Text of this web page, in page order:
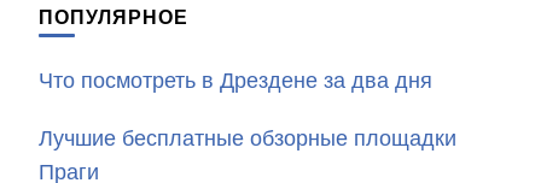
ПОПУЛЯРНОЕ
Что посмотреть в Дрездене за два дня
Лучшие бесплатные обзорные площадки
Праги